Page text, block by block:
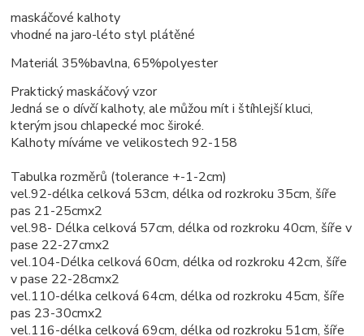
maskáčové kalhoty
vhodné na jaro-léto styl plátěné
Materiál 35%bavlna, 65%polyester
Praktický maskáčový vzor
Jedná se o dívčí kalhoty, ale můžou mít i štíhlejší kluci,
kterým jsou chlapecké moc široké.
Kalhoty míváme ve velikostech 92-158
Tabulka rozměrů (tolerance +-1-2cm)
vel.92-délka celková 53cm, délka od rozkroku 35cm, šíře
pas 21-25cmx2
vel.98- Délka celková 57cm, délka od rozkroku 40cm, šíře v
pase 22-27cmx2
vel.104-Délka celková 60cm, délka od rozkroku 42cm, šíře
v pase 22-28cmx2
vel.110-délka celková 64cm, délka od rozkroku 45cm, šíře
pas 23-30cmx2
vel.116-délka celková 69cm, délka od rozkroku 51cm, šíře